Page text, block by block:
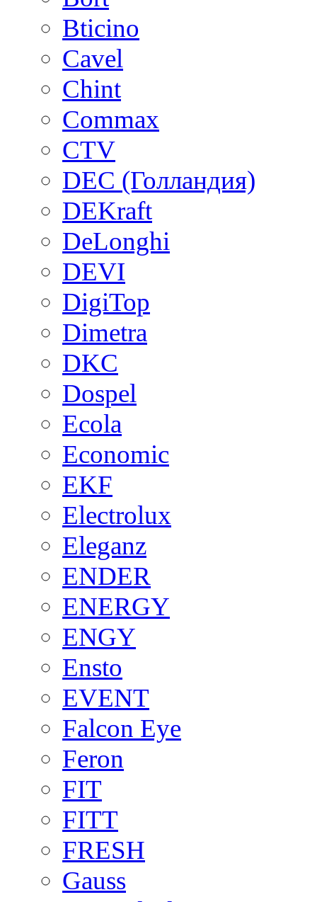
Bticino
Cavel
Chint
Commax
CTV
DEC (Голландия)
DEKraft
DeLonghi
DEVI
DigiTop
Dimetra
DKC
Dospel
Ecola
Economic
EKF
Electrolux
Eleganz
ENDER
ENERGY
ENGY
Ensto
EVENT
Falcon Eye
Feron
FIT
FITT
FRESH
Gauss